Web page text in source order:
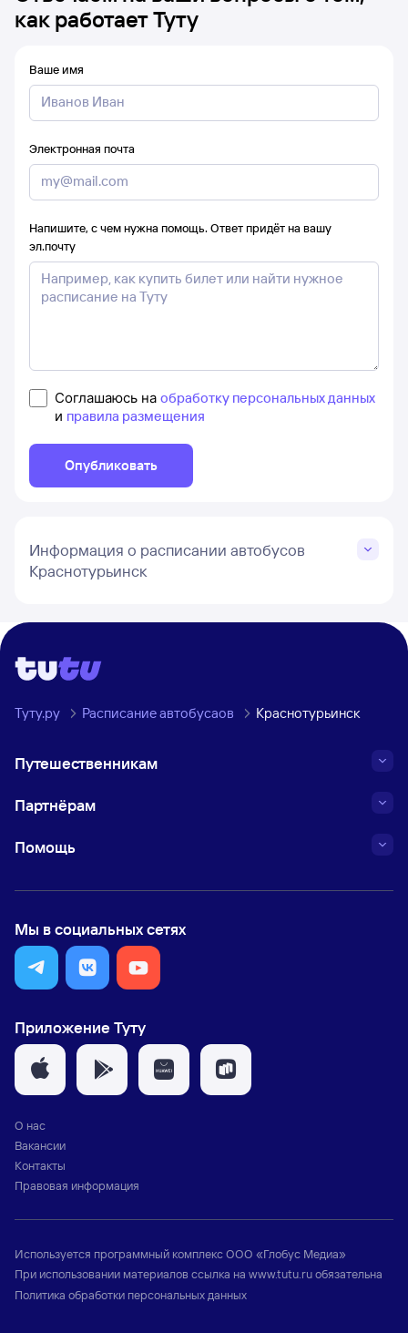
как работает Туту
Ваше имя
Электронная почта
Напишите, с чем нужна помощь. Ответ придёт на вашу
эл.почту
Соглашаюсь на обработку персональных данных
и правила размещения
Опубликовать
Информация о расписании автобусов
Краснотурьинск
Туту.ру Расписание автобусаов Краснотурьинск
Путешественникам
Партнёрам
Помощь
Мы в социальных сетях
Приложение Туту
О нас
Вакансии
Контакты
Правовая информация
Используется программный комплексООО «Глобус Медиа»
При использовании материалов ссылка на www.tutu.ruобязательна
Политика обработки персональных данных